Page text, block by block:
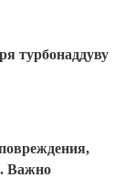
турбонаддуву
Важно